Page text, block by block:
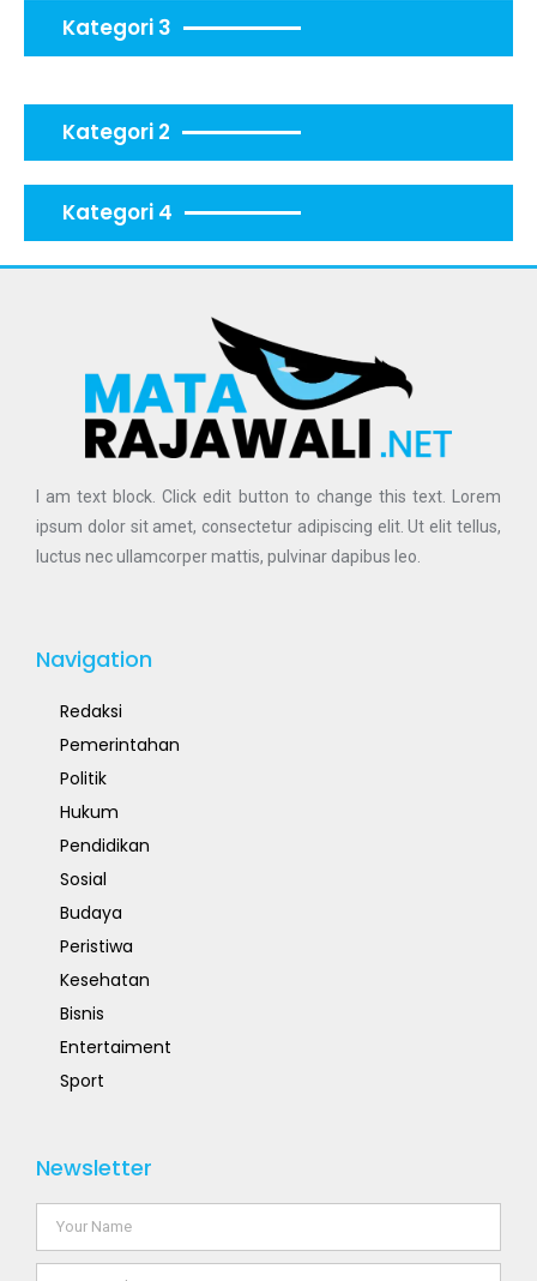
Kategori 3
Kategori 2
Kategori 4
I am text block. Click edit button to change this text. Lorem
ipsum dolor sit amet, consectetur adipiscing elit. Ut elit tellus,
luctus nec ullamcorper mattis, pulvinar dapibus leo.
Navigation
Redaksi
Pemerintahan
Politik
Hukum
Pendidikan
Sosial
Budaya
Peristiwa
Kesehatan
Bisnis
Entertaiment
Sport
Newsletter